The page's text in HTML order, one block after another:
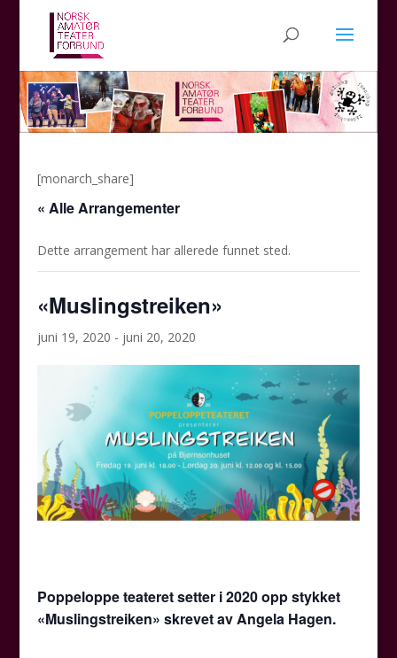
[monarch_share]
« Alle Arrangementer
Dette arrangement har allerede funnet sted.
«Muslingstreiken»
juni 19, 2020 - juni 20, 2020
Poppeloppe teateret setter i 2020 opp stykket
«Muslingstreiken» skrevet av Angela Hagen.